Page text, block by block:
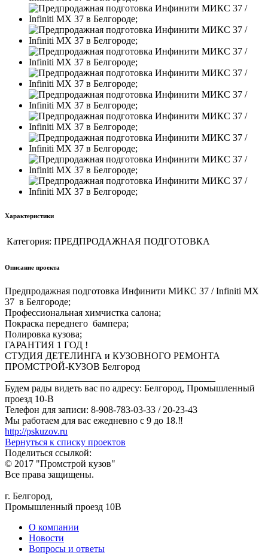
Характеристики
Категория: ПРЕДПРОДАЖНАЯ ПОДГОТОВКА
Описание проекта
Предпродажная подготовка Инфинити МИКС 37 / Infiniti MX
37 в Белгороде;
Профессиональная химчистка салона;
Покраска переднего бампера;
Полировка кузова;
ГАРАНТИЯ 1 ГОД !
СТУДИЯ ДЕТЕЛИНГА и КУЗОВНОГО РЕМОНТА
ПРОМСТРОЙ-КУЗОВ Белгород
Будем рады видеть вас по адресу: Белгород, Промышленный
проезд 10-В
Телефон для записи: 8-908-783-03-33 / 20-23-43
Мы работаем для вас ежедневно с 9 до 18.‼
http://pskuzov.ru
Вернуться к списку проектов
Поделиться ссылкой:
© 2017 "Промстрой кузов"
Все права защищены.
г. Белгород,
Промышленный проезд 10В
О компании
Новости
Вопросы и ответы